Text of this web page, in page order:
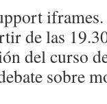
de las
del curso
sobre